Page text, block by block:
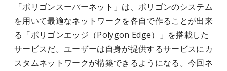
「ポリゴンスーパーネット」は、ポリゴンのシステム
を用いて最適なネットワークを各自で作ることが出来
る「ポリゴンエッジ（Polygon Edge）」を搭載した
サービスだ。ユーザーは自身が提供するサービスにカ
スタムネットワークが構築できるようになる。今回ネ